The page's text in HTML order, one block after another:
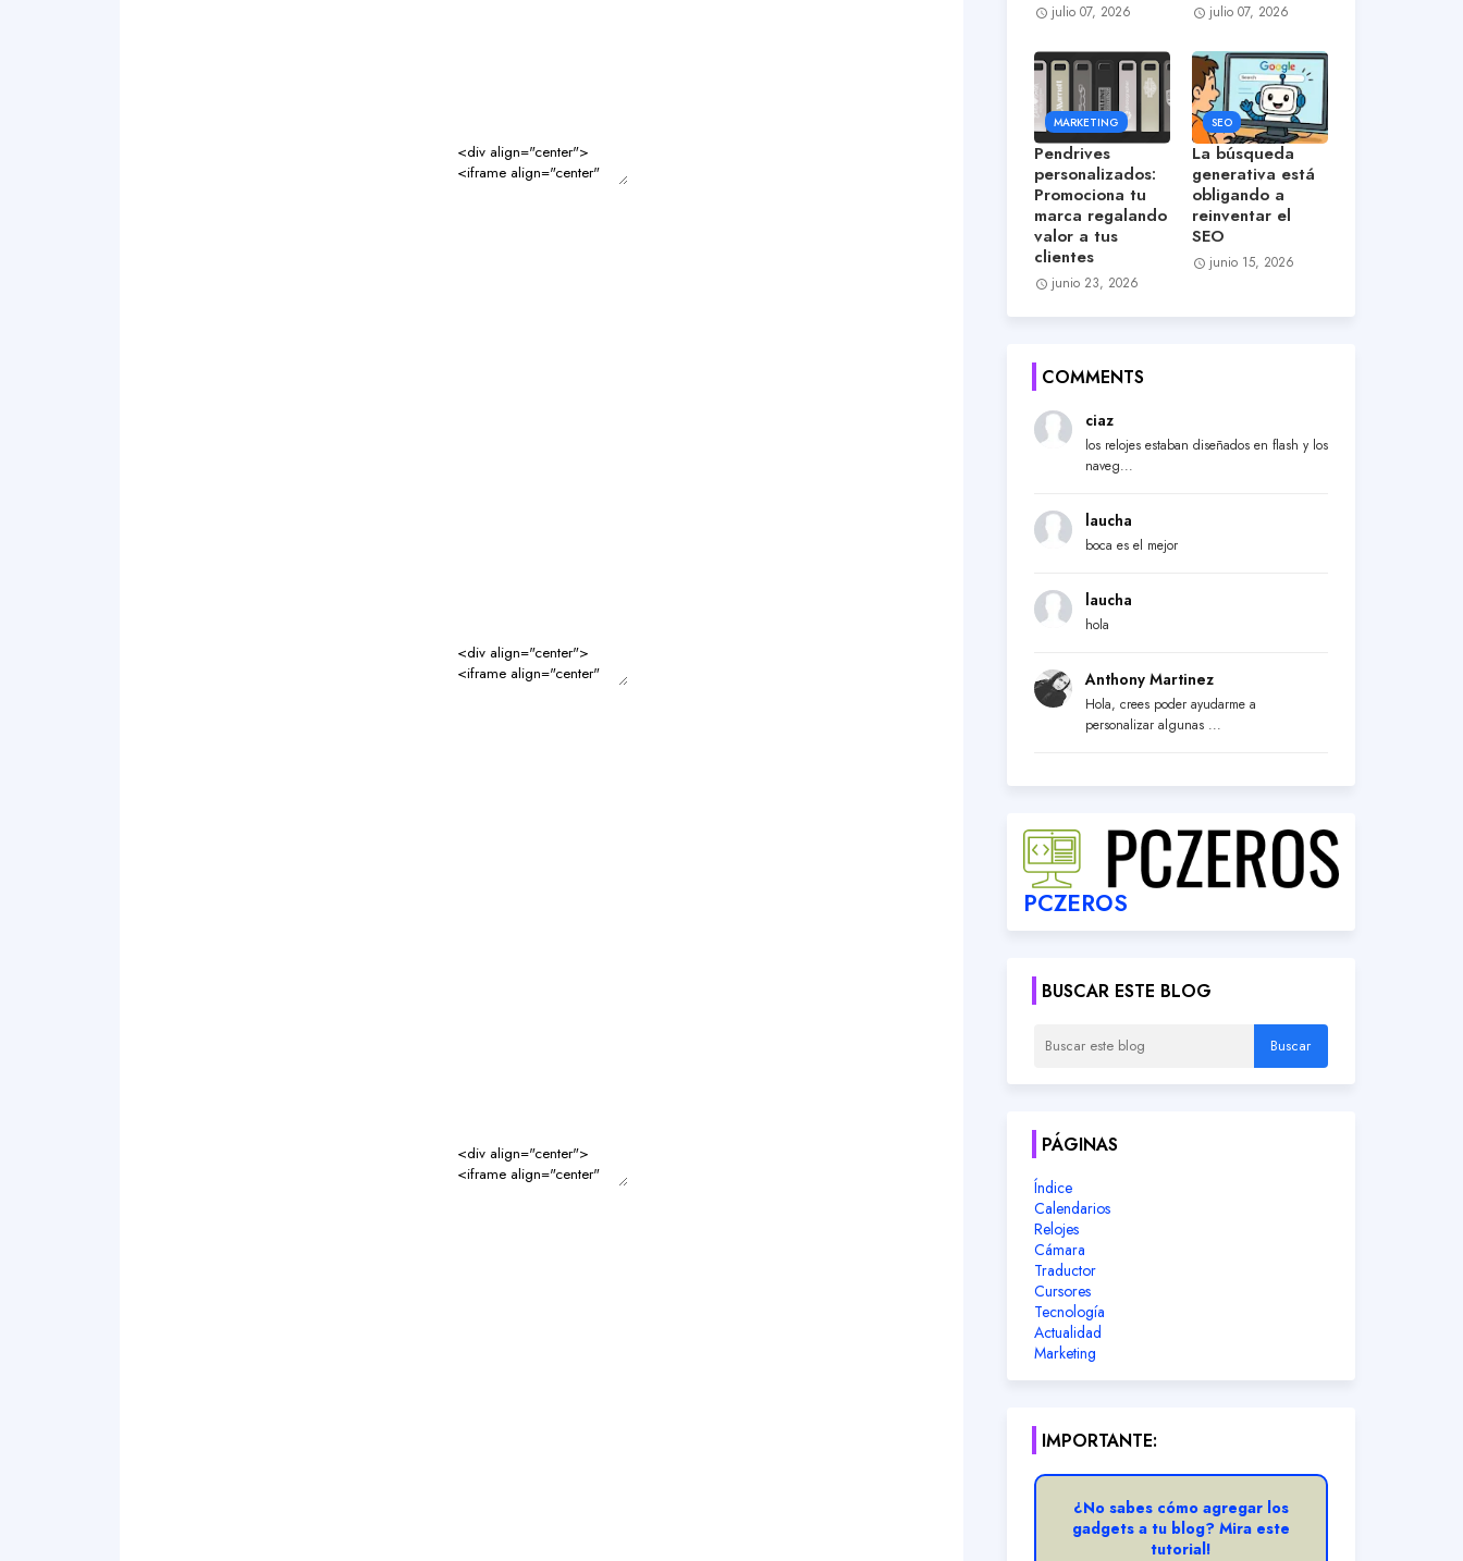
julio 07, 2026 julio 07, 2026
MARKETING
Pendrives
personalizados:
Promociona tu
marca regalando
valor a tus
clientes
junio 23, 2026
SEO
La búsqueda
generativa está
obligando a
reinventar el
SEO
junio 15, 2026
COMMENTS
ciaz
los relojes estaban diseñados en flash y los
naveg...
laucha
boca es el mejor
laucha
hola
Anthony Martinez
Hola, crees poder ayudarme a
personalizar algunas ...
PCZEROS
BUSCAR ESTE BLOG
PÁGINAS
Índice
Calendarios
Relojes
Cámara
Traductor
Cursores
Tecnología
Actualidad
Marketing
IMPORTANTE:
¿No sabes cómo agregar los
gadgets a tu blog? Mira este
tutorial!